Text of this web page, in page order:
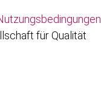
für Qualität